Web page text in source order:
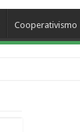
Cooperativismo